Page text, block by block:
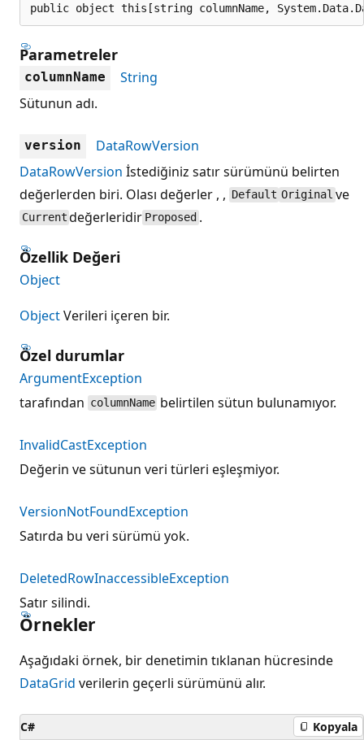
public object this[string columnName,
Parametreler
columnName
String
Sütunun adı.
version
DataRowVersion
DataRowVersion İstediğiniz satır sürümünü belirten
değerlerden biri. Olası değerler , , Default Original ve
Current değerleridir Proposed .
Özellik Değeri
Object
ObjectVerileri içeren bir.
Özel durumlar
ArgumentException
tarafından columnName belirtilen sütun bulunamıyor.
InvalidCastException
Değerin ve sütunun veri türleri eşleşmiyor.
VersionNotFoundException
Satırda bu veri sürümü yok.
DeletedRowInaccessibleException
Satır silindi.
Örnekler
Aşağıdaki örnek, bir denetimin tıklanan hücresinde
DataGrid verilerin geçerli sürümünü alır.
C# Kopyala